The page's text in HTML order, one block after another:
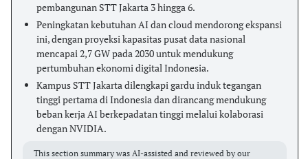
pembangunan STT Jakarta 3 hingga 6.
Peningkatan kebutuhan AI dan cloud mendorong ekspansi
ini, dengan proyeksi kapasitas pusat data nasional
mencapai 2,7 GW pada 2030 untuk mendukung
pertumbuhan ekonomi digital Indonesia.
Kampus STT Jakarta dilengkapi gardu induk tegangan
tinggi pertama di Indonesia dan dirancang mendukung
beban kerja AI berkepadatan tinggi melalui kolaborasi
dengan NVIDIA.
This section summary was AI-assisted and reviewed by our